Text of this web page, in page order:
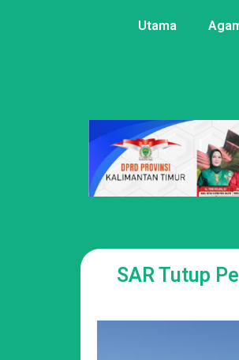
Utama
SAR Tutup